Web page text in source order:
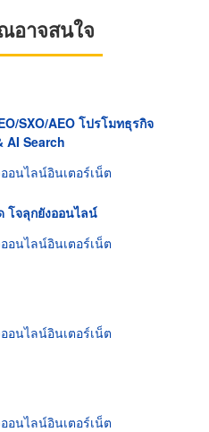
อาจสนใจ
SXO/AEO โปรโมทธุรกิจ
AI Search
อนไลน์อินเตอร์เน็ต
โจลุกยังออนไลน์
อนไลน์อินเตอร์เน็ต
อนไลน์อินเตอร์เน็ต
อนไลน์อินเตอร์เน็ต